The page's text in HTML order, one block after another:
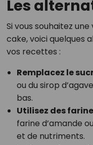
Les
Si vous souhaitez
cake, voici quelques
vos recettes :
Remplacez le
ou du sirop
bas.
Utilisez des
farine d’amande
et de nutriments.